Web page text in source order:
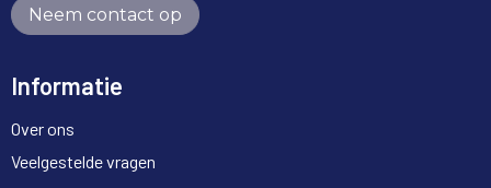
Neem contact op
Informatie
Over ons
Veelgestelde vragen